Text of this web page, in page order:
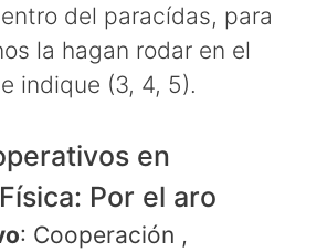
del paracídas, para
la hagan rodar en el
indique (3, 4, 5).
en
Por el aro
: Cooperación ,